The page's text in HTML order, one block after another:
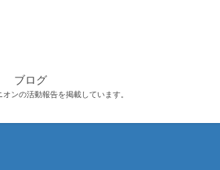
ブログ
ンの活動報告を掲載しています。